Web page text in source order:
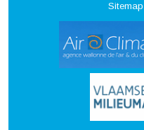
Sitemap